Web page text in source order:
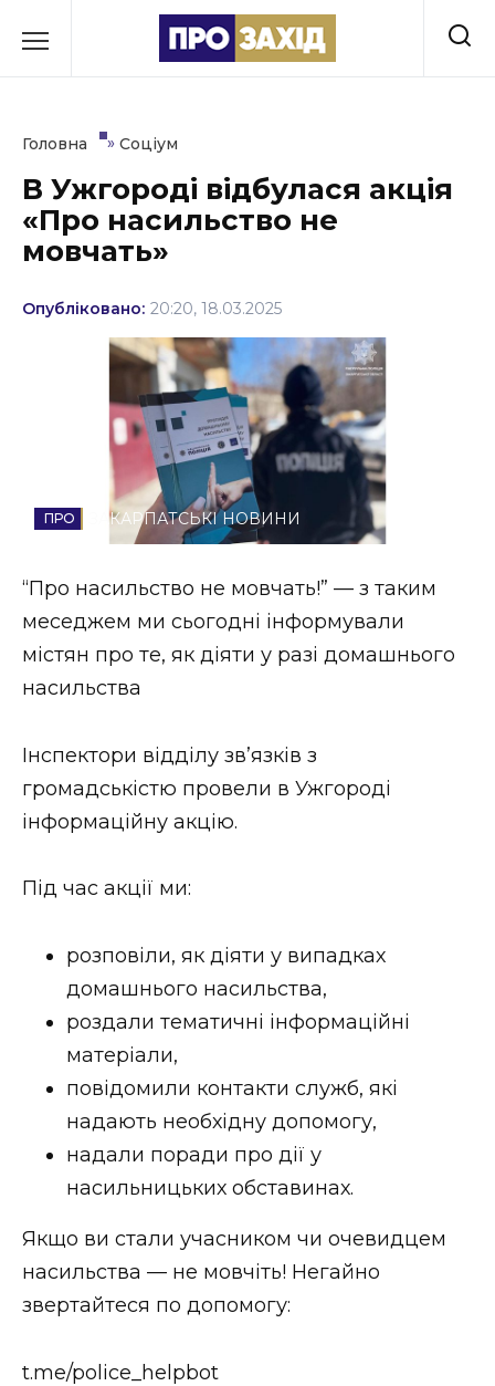
до
Культура
Освіта
Події
Політика
Соціум
Стиль життя
Втрачений Ужгород (відеоверсія)
НОВИНИ ЗАХІДНОЇ УКРАЇНИ
ВІДЕО
Головна » Соціум
В Ужгороді відбулася акція
«Про насильство не
мовчать»
Опубліковано: 20:20, 18.03.2025
ЗАКАРПАТСЬКІ НОВИНИ
“Про насильство не мовчать!” — з таким
меседжем ми сьогодні інформували
містян про те, як діяти у разі домашнього
насильства
Інспектори відділу зв’язків з
громадськістю провели в Ужгороді
інформаційну акцію.
Під час акції ми:
розповіли, як діяти у випадках
домашнього насильства,
роздали тематичні інформаційні
матеріали,
повідомили контакти служб, які
надають необхідну допомогу,
надали поради про дії у
насильницьких обставинах.
Якщо ви стали учасником чи очевидцем
насильства — не мовчіть! Негайно
звертайтеся по допомогу:
t.me/police_helpbot